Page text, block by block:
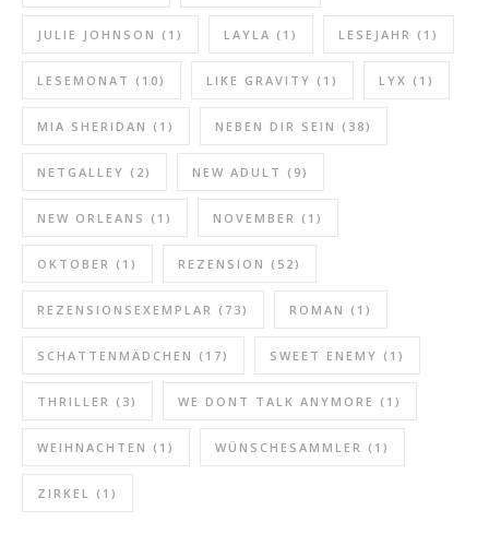
JULIE JOHNSON (1) LAYLA (1) LESEJAHR (1)
LESEMONAT (10) LIKE GRAVITY (1) LYX (1)
MIA SHERIDAN (1) NEBEN DIR SEIN (38)
NETGALLEY (2) NEW ADULT (9)
NEW ORLEANS (1) NOVEMBER (1)
OKTOBER (1) REZENSION (52)
REZENSIONSEXEMPLAR (73) ROMAN (1)
SCHATTENMÄDCHEN (17) SWEET ENEMY (1)
THRILLER (3) WE DONT TALK ANYMORE (1)
WEIHNACHTEN (1) WÜNSCHESAMMLER (1)
ZIRKEL (1)